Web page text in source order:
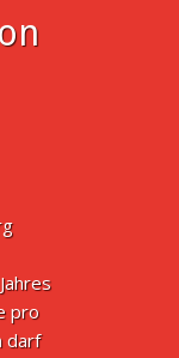
pro
darf